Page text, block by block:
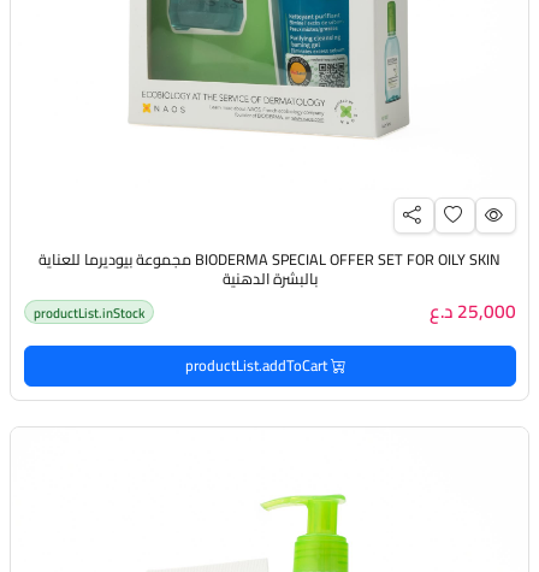
BIODERMA SPECIAL OFFER SET FOR OILY SKIN مجموعة بيوديرما للعناية
بالبشرة الدهنية
25,000 د.ع productList.inStock
productList.addToCart